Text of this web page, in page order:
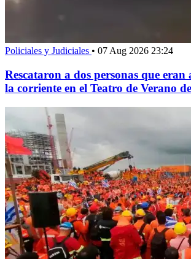
Policiales y Judiciales • 07 Aug 2026 23:24
Rescataron a dos personas que
la corriente en el Teatro de Verano